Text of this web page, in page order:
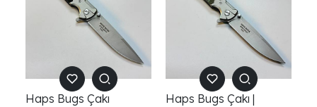
Haps Bugs Çakı
Haps Bugs Çakı |